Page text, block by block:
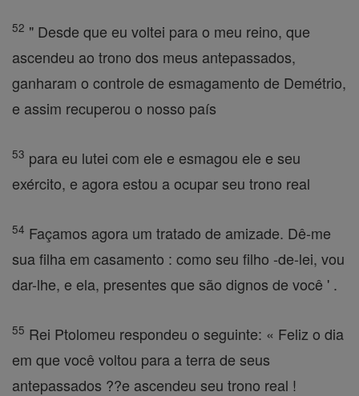
52 " Desde que eu voltei para o meu reino, que
ascendeu ao trono dos meus antepassados,
ganharam o controle de esmagamento de Demétrio,
e assim recuperou o nosso país
53 para eu lutei com ele e esmagou ele e seu
exército, e agora estou a ocupar seu trono real
54 Façamos agora um tratado de amizade. Dê-me
sua filha em casamento : como seu filho -de-lei, vou
dar-lhe, e ela, presentes que são dignos de você ' .
55 Rei Ptolomeu respondeu o seguinte: « Feliz o dia
em que você voltou para a terra de seus
antepassados ??e ascendeu seu trono real !